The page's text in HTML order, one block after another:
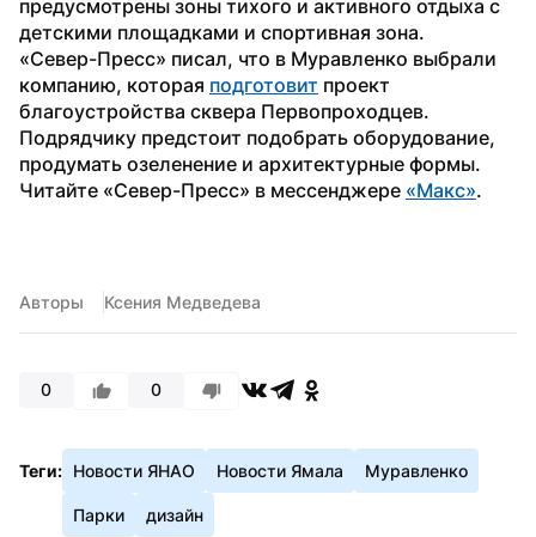
предусмотрены зоны тихого и активного отдыха с
детскими площадками и спортивная зона.
«Север-Пресс» писал, что в Муравленко выбрали
компанию, которая подготовит проект
благоустройства сквера Первопроходцев.
Подрядчику предстоит подобрать оборудование,
продумать озеленение и архитектурные формы.
Читайте «Север-Пресс» в мессенджере «Макс».
Авторы Ксения Медведева
0 0
Теги: Новости ЯНАО Новости Ямала Муравленко
Парки дизайн